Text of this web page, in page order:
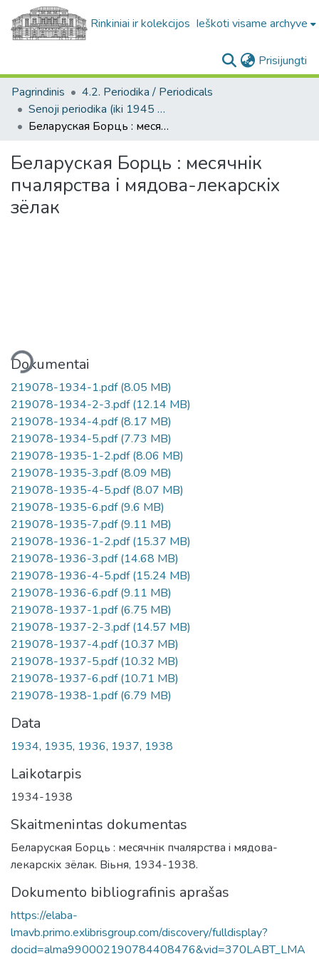
Rinkiniai ir kolekcijos Ieškoti visame archyve
Prisijungti
Pagrindinis
4.2. Periodika / Periodicals
Senoji periodika (iki 1945 m.) / Old periodicals (pre-1945)
Беларуская Борць : месячнiк пчалярства i мядова-лекарскiх зëлак
Беларуская Борць : месячнiк
пчалярства i мядова-лекарскiх
зëлак
Dokumentai
219078-1934-1.pdf(8.05 MB)
219078-1934-2-3.pdf(12.14 MB)
219078-1934-4.pdf(8.17 MB)
219078-1934-5.pdf(7.73 MB)
219078-1935-1-2.pdf(8.06 MB)
219078-1935-3.pdf(8.09 MB)
219078-1935-4-5.pdf(8.07 MB)
219078-1935-6.pdf(9.6 MB)
219078-1935-7.pdf(9.11 MB)
219078-1936-1-2.pdf(15.37 MB)
219078-1936-3.pdf(14.68 MB)
219078-1936-4-5.pdf(15.24 MB)
219078-1936-6.pdf(9.11 MB)
219078-1937-1.pdf(6.75 MB)
219078-1937-2-3.pdf(14.57 MB)
219078-1937-4.pdf(10.37 MB)
219078-1937-5.pdf(10.32 MB)
219078-1937-6.pdf(10.71 MB)
219078-1938-1.pdf(6.79 MB)
Data
1934, 1935, 1936, 1937, 1938
Laikotarpis
1934-1938
Skaitmenintas dokumentas
Беларуская Борць : месячнiк пчалярства i мядова-
лекарскiх зëлак. Вiьня, 1934-1938.
Dokumento bibliografinis aprašas
https://elaba-
lmavb.primo.exlibrisgroup.com/discovery/fulldisplay?
docid=alma990002190784408476&vid=370LABT_LMA